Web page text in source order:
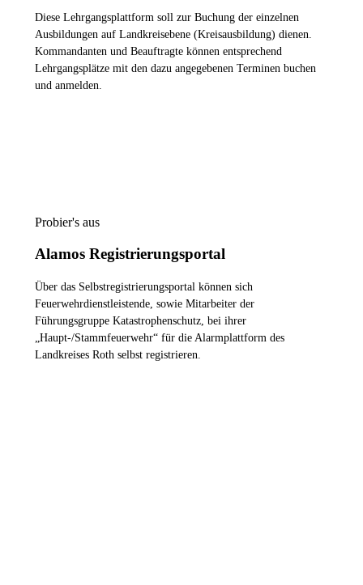
Diese Lehrgangsplattform soll zur Buchung der einzelnen
Ausbildungen auf Landkreisebene (Kreisausbildung) dienen.
Kommandanten und Beauftragte können entsprechend
Lehrgangsplätze mit den dazu angegebenen Terminen buchen
und anmelden.
Probier's aus
Alamos Registrierungsportal
Über das Selbstregistrierungsportal können sich
Feuerwehrdienstleistende, sowie Mitarbeiter der
Führungsgruppe Katastrophenschutz, bei ihrer
„Haupt-/Stammfeuerwehr“ für die Alarmplattform des
Landkreises Roth selbst registrieren.